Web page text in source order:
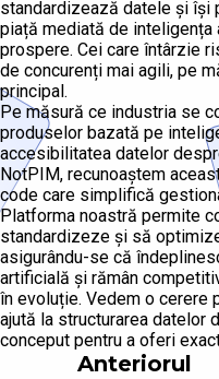
standardizează datele și își
piață mediată de
prospere. Cei care întârzie
de concurenți mai agili, pe
principal.
Pe măsură ce industria se
produselor bazată pe
accesibilitatea datelor
NotPIM, recunoaștem
code care simplifică
Platforma noastră permite
standardizeze și să
asigurându-se că
artificială și rămân
în evoluție. Vedem o cerere
ajută la structurarea datelor
conceput pentru a oferi
Anteriorul